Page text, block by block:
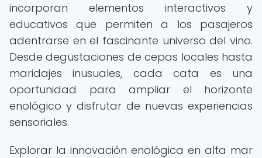
incorporan elementos interactivos y
educativos que permiten a los pasajeros
adentrarse en el fascinante universo del vino.
Desde degustaciones de cepas locales hasta
maridajes inusuales, cada cata es una
oportunidad para ampliar el horizonte
enológico y disfrutar de nuevas experiencias
sensoriales.
Explorar la innovación enológica en alta mar